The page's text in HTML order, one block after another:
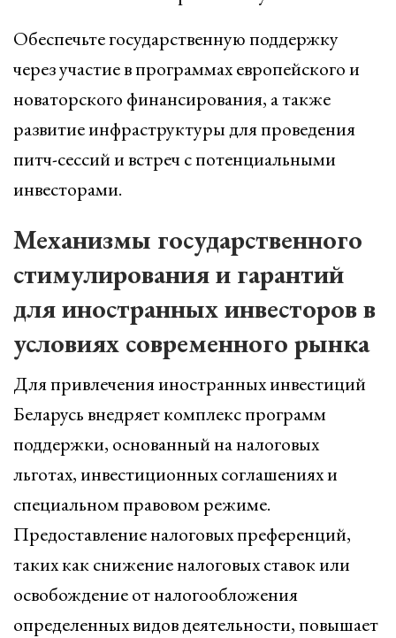
Обеспечьте государственную поддержку
через участие в программах европейского и
новаторского финансирования, а также
развитие инфраструктуры для проведения
питч-сессий и встреч с потенциальными
инвесторами.
Механизмы государственного
стимулирования и гарантий
для иностранных инвесторов в
условиях современного рынка
Для привлечения иностранных инвестиций
Беларусь внедряет комплекс программ
поддержки, основанный на налоговых
льготах, инвестиционных соглашениях и
специальном правовом режиме.
Предоставление налоговых преференций,
таких как снижение налоговых ставок или
освобождение от налогообложения
определенных видов деятельности, повышает